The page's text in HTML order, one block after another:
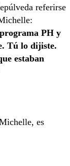
referirse
PH y
Tú lo dijiste.
estaban
es